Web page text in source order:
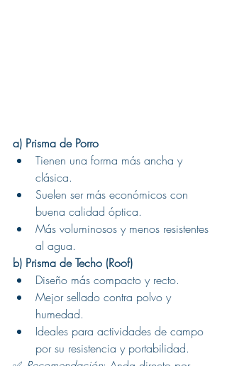
a) Prisma de Porro
Tienen una forma más ancha y
clásica.
Suelen ser más económicos con
buena calidad óptica.
Más voluminosos y menos resistentes
al agua.
b) Prisma de Techo (Roof)
Diseño más compacto y recto.
Mejor sellado contra polvo y
humedad.
Ideales para actividades de campo
por su resistencia y portabilidad.